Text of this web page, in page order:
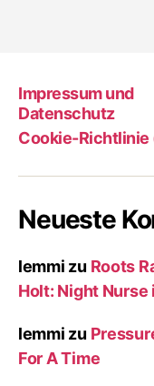
Impressum und
Datenschutz
Cookie-Richtlinie
Neueste
lemmi zu Roots
Holt: Night Nurse
lemmi zu
For A Time